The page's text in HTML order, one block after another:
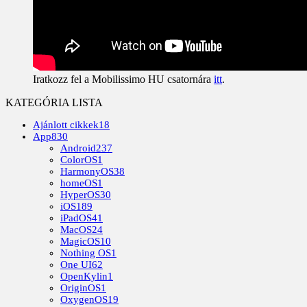
Iratkozz fel a Mobilissimo HU csatornára itt.
KATEGÓRIA LISTA
Ajánlott cikkek18
App830
Android237
ColorOS1
HarmonyOS38
homeOS1
HyperOS30
iOS189
iPadOS41
MacOS24
MagicOS10
Nothing OS1
One UI62
OpenKylin1
OriginOS1
OxygenOS19